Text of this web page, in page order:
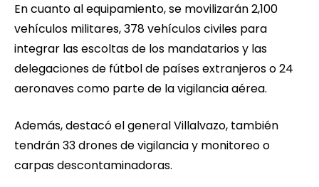
En cuanto al equipamiento, se movilizarán 2,100
vehículos militares, 378 vehículos civiles para
integrar las escoltas de los mandatarios y las
delegaciones de fútbol de países extranjeros o 24
aeronaves como parte de la vigilancia aérea.
Además, destacó el general Villalvazo, también
tendrán 33 drones de vigilancia y monitoreo o
carpas descontaminadoras.